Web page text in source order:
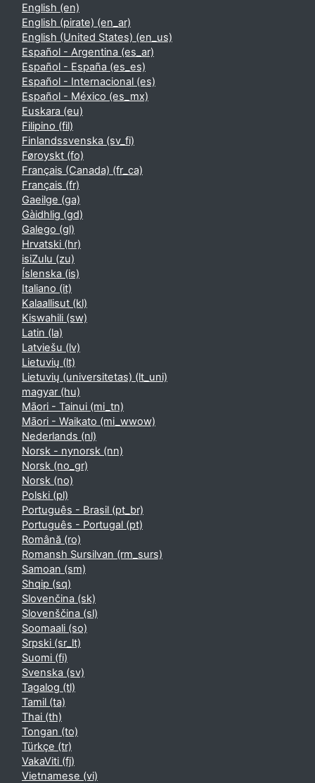
English ‎(en)‎
English (pirate) ‎(en_ar)‎
English (United States) ‎(en_us)‎
Español - Argentina ‎(es_ar)‎
Español - España ‎(es_es)‎
Español - Internacional ‎(es)‎
Español - México ‎(es_mx)‎
Euskara ‎(eu)‎
Filipino ‎(fil)‎
Finlandssvenska ‎(sv_fi)‎
Føroyskt ‎(fo)‎
Français (Canada) ‎(fr_ca)‎
Français ‎(fr)‎
Gaeilge ‎(ga)‎
Gàidhlig ‎(gd)‎
Galego ‎(gl)‎
Hrvatski ‎(hr)‎
isiZulu ‎(zu)‎
Íslenska ‎(is)‎
Italiano ‎(it)‎
Kalaallisut ‎(kl)‎
Kiswahili ‎(sw)‎
Latin ‎(la)‎
Latviešu ‎(lv)‎
Lietuvių ‎(lt)‎
Lietuvių (universitetas) ‎(lt_uni)‎
magyar ‎(hu)‎
Māori - Tainui ‎(mi_tn)‎
Māori - Waikato ‎(mi_wwow)‎
Nederlands ‎(nl)‎
Norsk - nynorsk ‎(nn)‎
Norsk ‎(no_gr)‎
Norsk ‎(no)‎
Polski ‎(pl)‎
Português - Brasil ‎(pt_br)‎
Português - Portugal ‎(pt)‎
Română ‎(ro)‎
Romansh Sursilvan ‎(rm_surs)‎
Samoan ‎(sm)‎
Shqip ‎(sq)‎
Slovenčina ‎(sk)‎
Slovenščina ‎(sl)‎
Soomaali ‎(so)‎
Srpski ‎(sr_lt)‎
Suomi ‎(fi)‎
Svenska ‎(sv)‎
Tagalog ‎(tl)‎
Tamil ‎(ta)‎
Thai ‎(th)‎
Tongan ‎(to)‎
Türkçe ‎(tr)‎
VakaViti ‎(fj)‎
Vietnamese ‎(vi)‎